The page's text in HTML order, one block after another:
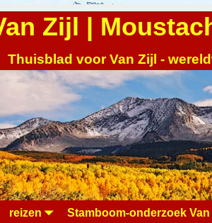
Zijl |
Thuisblad voor Van Zijl -
reizen Stamboom-onderzoek Van